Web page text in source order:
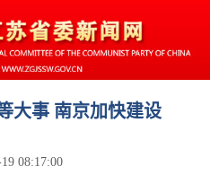
大事 南京加快建设
08:17:00